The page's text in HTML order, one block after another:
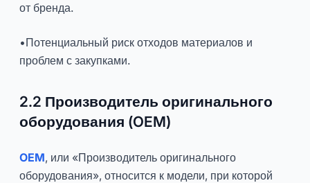
от бренда.
•Потенциальный риск отходов материалов и
проблем с закупками.
2.2 Производитель оригинального
оборудования (OEM)
OEM, или «Производитель оригинального
оборудования», относится к модели, при которой